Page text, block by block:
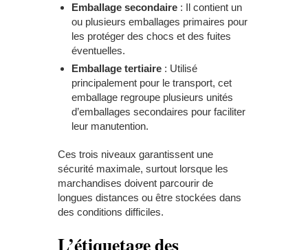
Emballage secondaire : Il contient un
ou plusieurs emballages primaires pour
les protéger des chocs et des fuites
éventuelles.
Emballage tertiaire : Utilisé
principalement pour le transport, cet
emballage regroupe plusieurs unités
d’emballages secondaires pour faciliter
leur manutention.
Ces trois niveaux garantissent une
sécurité maximale, surtout lorsque les
marchandises doivent parcourir de
longues distances ou être stockées dans
des conditions difficiles.
L’étiquetage des